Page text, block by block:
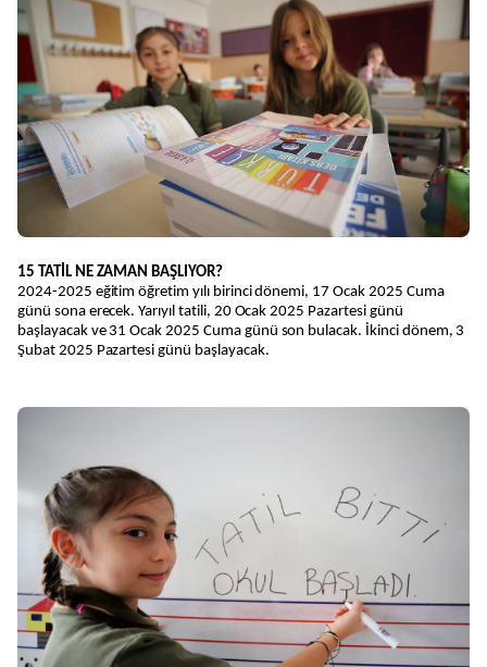
15 TATİL NE ZAMAN BAŞLIYOR?
2024-2025 eğitim öğretim yılı birinci dönemi, 17 Ocak 2025 Cuma
günü sona erecek. Yarıyıl tatili, 20 Ocak 2025 Pazartesi günü
başlayacak ve 31 Ocak 2025 Cuma günü son bulacak. İkinci dönem, 3
Şubat 2025 Pazartesi günü başlayacak.